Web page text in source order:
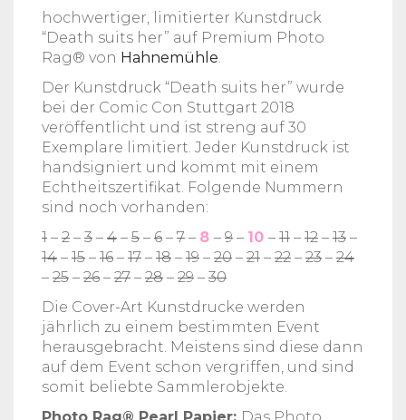
hochwertiger, limitierter Kunstdruck
“Death suits her” auf Premium Photo
Rag® von Hahnemühle
Der Kunstdruck “Death suits her” wurde
bei der Comic Con Stuttgart 2018
veröffentlicht und ist streng auf 30
Exemplare limitiert. Jeder Kunstdruck ist
handsigniert und kommt mit einem
Echtheitszertifikat. Folgende Nummern
sind noch vorhanden:
1 – 2 – 3 – 4 – 5 – 6 – 7 – 8 – 9 – 10 – 11 – 12 – 13 –
14 – 15 – 16 – 17 – 18 – 19 – 20 – 21 – 22 – 23 – 24
– 25 – 26 – 27 – 28 – 29 – 30
Die Cover-Art Kunstdrucke werden
jährlich zu einem bestimmten Event
herausgebracht. Meistens sind diese dann
auf dem Event schon vergriffen, und sind
somit beliebte Sammlerobjekte.
Photo Rag® Pearl Papier: Das Photo